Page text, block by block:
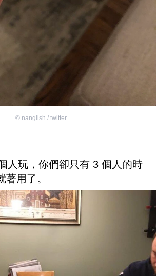
© nanglish / twitter
人玩，你們卻只有 3 個人的時
用了。